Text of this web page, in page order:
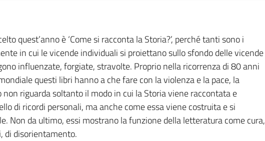
quest’anno è ‘Come si racconta la Storia?’, perché tanti sono i
in cui le vicende individuali si proiettano sullo sfondo delle vicende
influenzate, forgiate, stravolte. Proprio nella ricorrenza di 80 anni
questi libri hanno a che fare con la violenza e la pace, la
non riguarda soltanto il modo in cui la Storia viene raccontata e
di ricordi personali, ma anche come essa viene costruita e si
Non da ultimo, essi mostrano la funzione della letteratura come cura,
di disorientamento.